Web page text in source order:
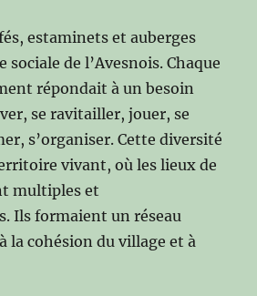
estaminets et auberges
sociale de l’Avesnois. Chaque
répondait à un besoin
se ravitailler, jouer, se
s’organiser. Cette diversité
vivant, où les lieux de
multiples et
Ils formaient un réseau
la cohésion du village et à